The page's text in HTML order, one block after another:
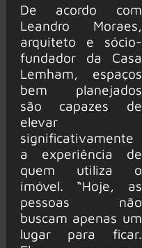
De acordo com
Leandro Moraes,
arquiteto e sócio-
fundador da Casa
Lemham, espaços
bem planejados
são capazes de
elevar
significativamente
a experiência de
quem utiliza o
imóvel. “Hoje, as
pessoas não
buscam apenas um
lugar para ficar.